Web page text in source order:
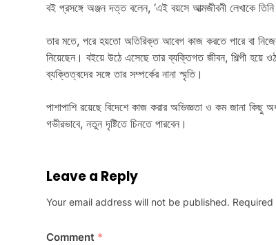
বই প্রসঙ্গে অঞ্জন দত্ত বলেন, ‘এই বয়সে আত্মজীবনী লেখাকে
তার মতে, পরে হয়তো অতিরিক্ত আবেগ কাজ করতে পারে বা
নিয়েছেন। বইয়ে উঠে এসেছে তার ব্যক্তিগত জীবন, শিল্পী হয়ে
ব্যক্তিত্বদের সঙ্গে তার সম্পর্কের নানা স্মৃতি।
পাশাপাশি রয়েছে বিদেশে কাজ করার অভিজ্ঞতা ও কম জানা কিছু
গভীরভাবে, নতুন দৃষ্টিতে চিনতে পারবেন।
Leave a Reply
Your email address will not be published.
Comment *